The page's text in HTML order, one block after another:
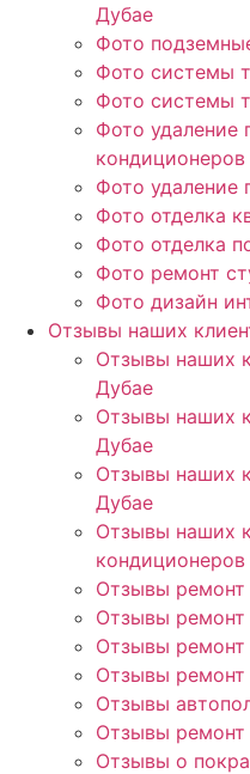
Дубае
Фото
Фото системы
Фото системы
Фото удаление
Фото удаление
Фото отделка
Фото отделка
Фото ремонт
Фото дизайн
Отзывы наших
Отзывы наших
Дубае
Отзывы наших
Дубае
Отзывы наших
Дубае
Отзывы наших
Отзывы ремонт
Отзывы ремонт
Отзывы ремонт
Отзывы ремонт
Отзывы
Отзывы ремонт
Отзывы о